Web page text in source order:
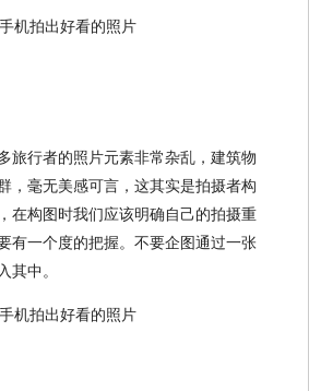
旅行者的照片元素非常杂乱，建筑物
，毫无美感可言，这其实是拍摄者构
在构图时我们应该明确自己的拍摄重
有一个度的把握。不要企图通过一张
其中。